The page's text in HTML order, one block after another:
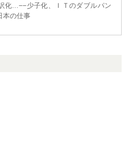
化…−−少子化、ＩＴのダブルパン
の仕事